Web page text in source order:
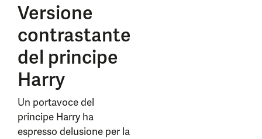
Versione
contrastante
del principe
Harry
Un portavoce del
principe Harry ha
espresso delusione per la